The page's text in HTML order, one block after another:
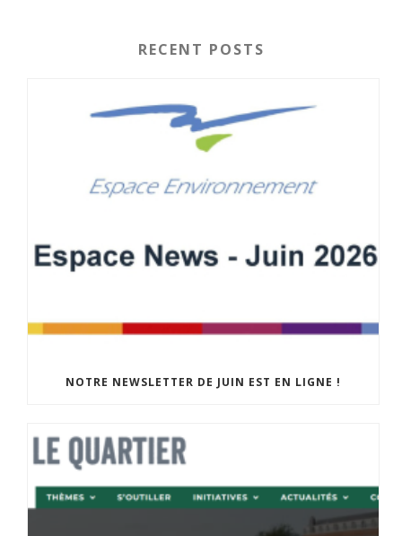
RECENT POSTS
NOTRE NEWSLETTER DE JUIN EST EN LIGNE !